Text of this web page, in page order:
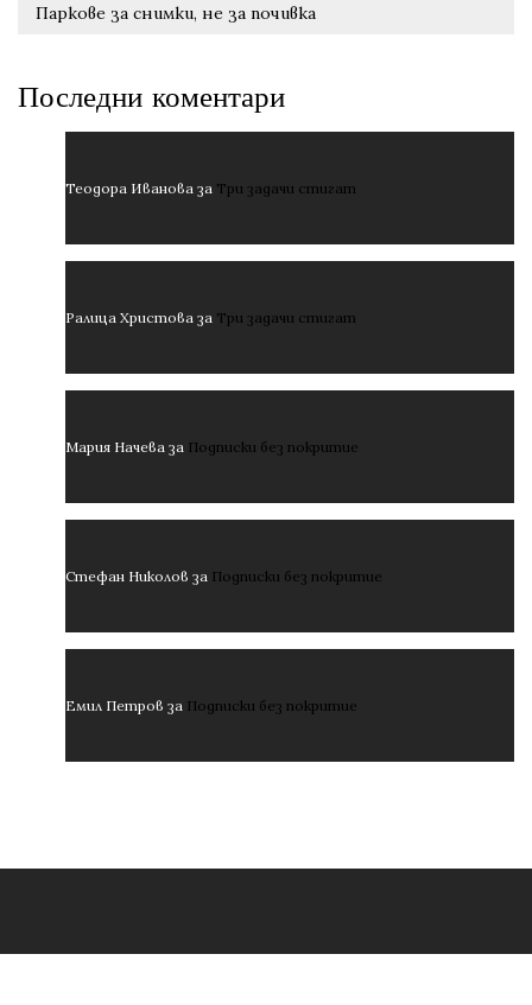
Паркове за снимки, не за почивка
Последни коментари
Теодора Иванова за Три задачи стигат
Ралица Христова за Три задачи стигат
Мария Начева за Подписки без покритие
Стефан Николов за Подписки без покритие
Емил Петров за Подписки без покритие